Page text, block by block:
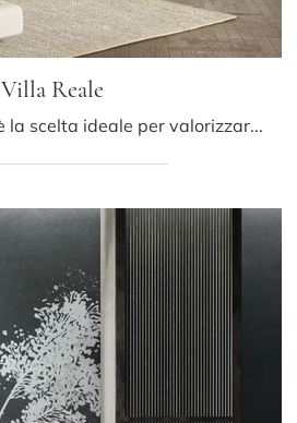
Villa Reale
La Carta da parati è la scelta ideale per valorizzare i tuoi interni! Ultima un'ambientazione classica con il modello Villa Reale di Glamora.